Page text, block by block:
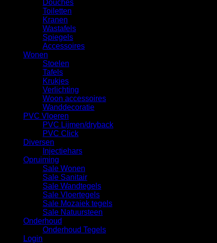
Douches
Toiletten
Kranen
Wastafels
Spiegels
Accessoires
Wonen
Stoelen
Tafels
Krukjes
Verlichting
Woon accessoires
Wanddecoratie
PVC Vloeren
PVC Lijmen/dryback
PVC Click
Diversen
Injectiehars
Opruiming
Sale Wonen
Sale Sanitair
Sale Wandtegels
Sale Vloertegels
Sale Mozaiek tegels
Sale Natuursteen
Onderhoud
Onderhoud Tegels
Login